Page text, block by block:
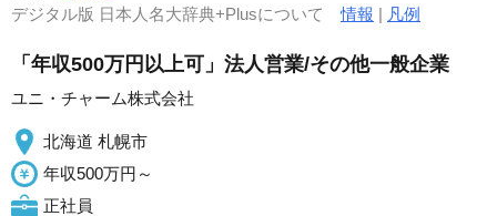
デジタル版 日本人名大辞典+Plusについて情報 | 凡例
「年収500万円以上可」法人営業/その他一般企業
ユニ・チャーム株式会社
北海道 札幌市
年収500万円～
正社員